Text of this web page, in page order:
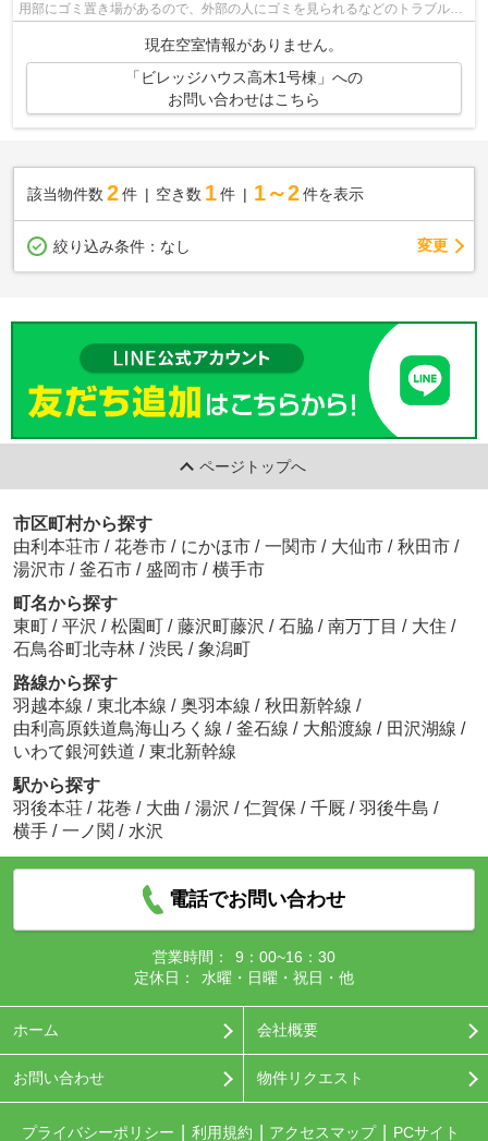
用部にゴミ置き場があるので、外部の人にゴミを見られるなどのトラブル回
現在空室情報がありません。
「ビレッジハウス高木1号棟」への
お問い合わせはこちら
該当物件数 2件 空き数 1 件 1～2 件を表示
絞り込み条件： なし 変更
ページトップへ
市区町村から探す
由利本荘市 / 花巻市 / にかほ市 / 一関市 / 大仙市 / 秋田市 /
湯沢市 / 釜石市 / 盛岡市 / 横手市
町名から探す
東町 / 平沢 / 松園町 / 藤沢町藤沢 / 石脇 / 南万丁目 / 大住 /
石鳥谷町北寺林 / 渋民 / 象潟町
路線から探す
羽越本線 / 東北本線 / 奥羽本線 / 秋田新幹線 /
由利高原鉄道鳥海山ろく線 / 釜石線 / 大船渡線 / 田沢湖線 /
いわて銀河鉄道 / 東北新幹線
駅から探す
羽後本荘 / 花巻 / 大曲 / 湯沢 / 仁賀保 / 千厩 / 羽後牛島 /
横手 / 一ノ関 / 水沢
電話でお問い合わせ
営業時間：
9：00~16：30
定休日：
水曜・日曜・祝日・他
ホーム 会社概要
お問い合わせ 物件リクエスト
プライバシーポリシー 利用規約 アクセスマップ PCサイト